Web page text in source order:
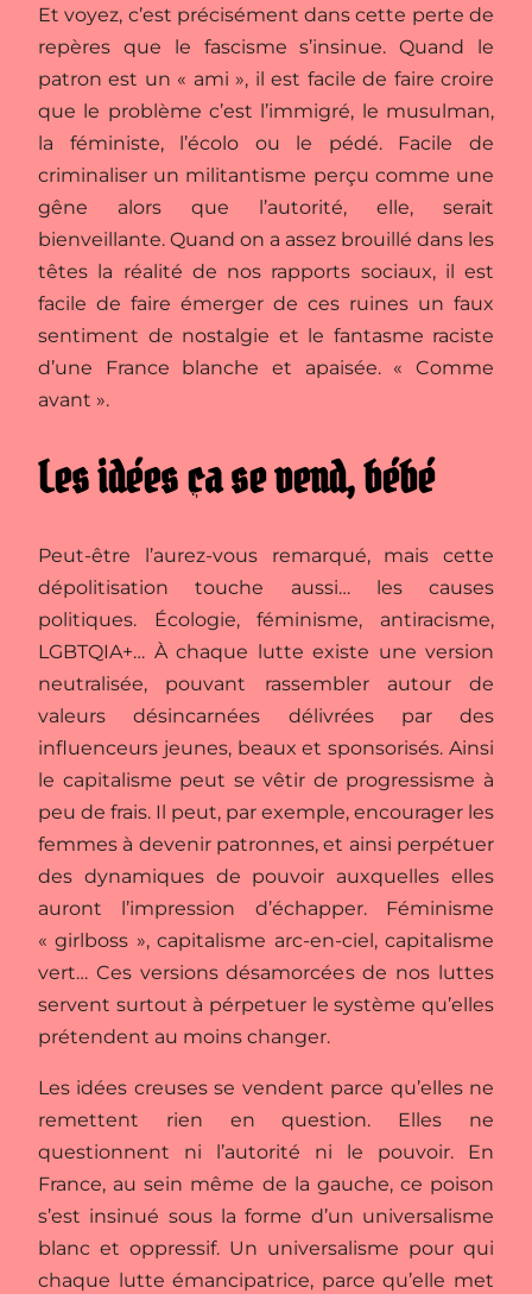
Et voyez, c’est précisément dans cette perte de
repères que le fascisme s’insinue. Quand le
patron est un « ami », il est facile de faire croire
que le problème c’est l’immigré, le musulman,
la féministe, l’écolo ou le pédé. Facile de
criminaliser un militantisme perçu comme une
gêne alors que l’autorité, elle, serait
bienveillante. Quand on a assez brouillé dans les
têtes la réalité de nos rapports sociaux, il est
facile de faire émerger de ces ruines un faux
sentiment de nostalgie et le fantasme raciste
d’une France blanche et apaisée. « Comme
avant ».
Les idées ça se vend, bébé
Peut-être l’aurez-vous remarqué, mais cette
dépolitisation touche aussi… les causes
politiques. Écologie, féminisme, antiracisme,
LGBTQIA+… À chaque lutte existe une version
neutralisée, pouvant rassembler autour de
valeurs désincarnées délivrées par des
influenceurs jeunes, beaux et sponsorisés. Ainsi
le capitalisme peut se vêtir de progressisme à
peu de frais. Il peut, par exemple, encourager les
femmes à devenir patronnes, et ainsi perpétuer
des dynamiques de pouvoir auxquelles elles
auront l’impression d’échapper. Féminisme
« girlboss », capitalisme arc-en-ciel, capitalisme
vert… Ces versions désamorcées de nos luttes
servent surtout à pérpetuer le système qu’elles
prétendent au moins changer.
Les idées creuses se vendent parce qu’elles ne
remettent rien en question. Elles ne
questionnent ni l’autorité ni le pouvoir. En
France, au sein même de la gauche, ce poison
s’est insinué sous la forme d’un universalisme
blanc et oppressif. Un universalisme pour qui
chaque lutte émancipatrice, parce qu’elle met